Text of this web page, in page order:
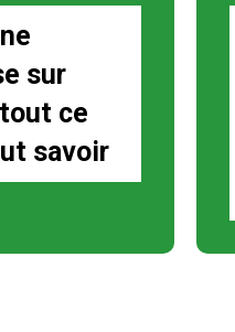
sur
ce
savoir